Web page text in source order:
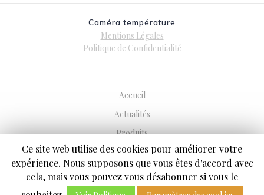
Caméra température
Mentions Légales
Politique de Confidentialité
Accueil
Actualités
Produits
Services
Qui sommes-nous ?
Contact
Ce site web utilise des cookies pour améliorer votre
expérience. Nous supposons que vous êtes d'accord avec
cela, mais vous pouvez vous désabonner si vous le